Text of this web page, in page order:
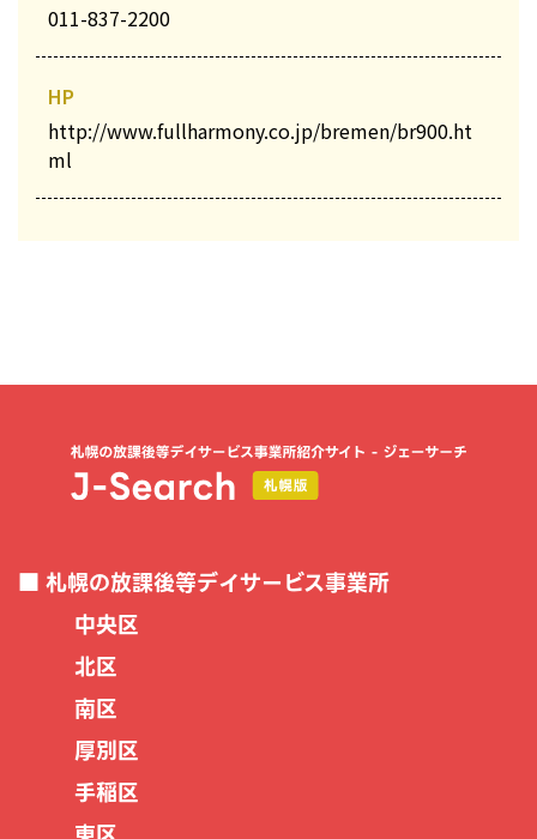
011-837-2200
HP
http://www.fullharmony.co.jp/bremen/br900.ht
ml
札幌の放課後等デイサービス事業所
中央区
北区
南区
厚別区
手稲区